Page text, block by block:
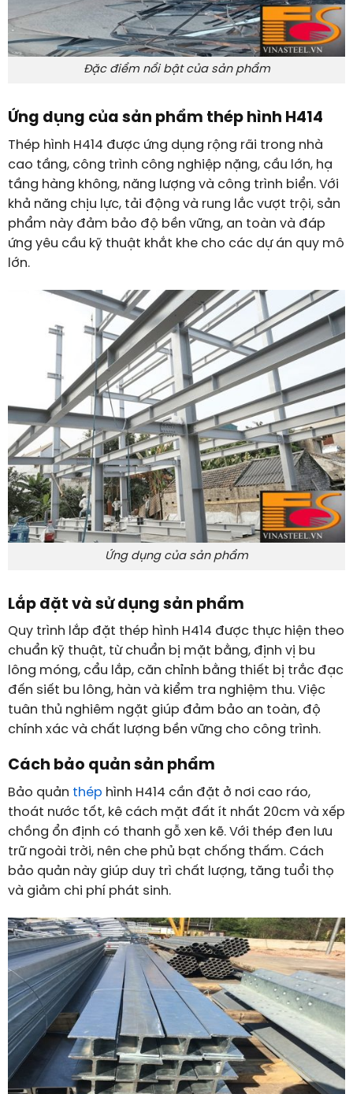
Đặc điểm nổi bật của sản phẩm
Ứng dụng của sản phẩm thép hình H414
Thép hình H414 được ứng dụng rộng rãi trong nhà
cao tầng, công trình công nghiệp nặng, cầu lớn, hạ
tầng hàng không, năng lượng và công trình biển. Với
khả năng chịu lực, tải động và rung lắc vượt trội, sản
phẩm này đảm bảo độ bền vững, an toàn và đáp
ứng yêu cầu kỹ thuật khắt khe cho các dự án quy mô
lớn.
Ứng dụng của sản phẩm
Lắp đặt và sử dụng sản phẩm
Quy trình lắp đặt thép hình H414 được thực hiện theo
chuẩn kỹ thuật, từ chuẩn bị mặt bằng, định vị bu
lông móng, cẩu lắp, căn chỉnh bằng thiết bị trắc đạc
đến siết bu lông, hàn và kiểm tra nghiệm thu. Việc
tuân thủ nghiêm ngặt giúp đảm bảo an toàn, độ
chính xác và chất lượng bền vững cho công trình.
Cách bảo quản sản phẩm
Bảo quản thép hình H414 cần đặt ở nơi cao ráo,
thoát nước tốt, kê cách mặt đất ít nhất 20cm và xếp
chồng ổn định có thanh gỗ xen kẽ. Với thép đen lưu
trữ ngoài trời, nên che phủ bạt chống thấm. Cách
bảo quản này giúp duy trì chất lượng, tăng tuổi thọ
và giảm chi phí phát sinh.